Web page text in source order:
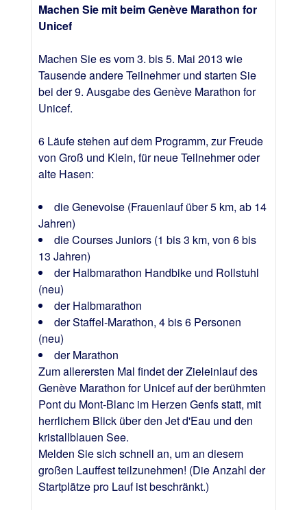
Machen Sie mit beim Genève Marathon for
Unicef
Machen Sie es vom 3. bis 5. Mai 2013 wie
Tausende andere Teilnehmer und starten Sie
bei der 9. Ausgabe des Genève Marathon for
Unicef.
6 Läufe stehen auf dem Programm, zur Freude
von Groß und Klein, für neue Teilnehmer oder
alte Hasen:
die Genevoise (Frauenlauf über 5 km, ab 14
Jahren)
die Courses Juniors (1 bis 3 km, von 6 bis
13 Jahren)
der Halbmarathon Handbike und Rollstuhl
(neu)
der Halbmarathon
der Staffel-Marathon, 4 bis 6 Personen
(neu)
der Marathon
Zum allerersten Mal findet der Zieleinlauf des
Genève Marathon for Unicef auf der berühmten
Pont du Mont-Blanc im Herzen Genfs statt, mit
herrlichem Blick über den Jet d'Eau und den
kristallblauen See.
Melden Sie sich schnell an, um an diesem
großen Lauffest teilzunehmen! (Die Anzahl der
Startplätze pro Lauf ist beschränkt.)